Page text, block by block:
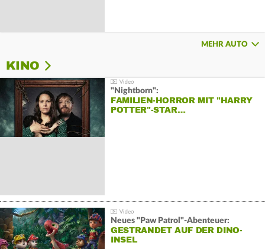
MEHR AUTO
KINO
"Nightborn":
FAMILIEN-HORROR MIT "HARRY
POTTER"-STAR…
Neues "Paw Patrol"-Abenteuer:
GESTRANDET AUF DER DINO-
INSEL